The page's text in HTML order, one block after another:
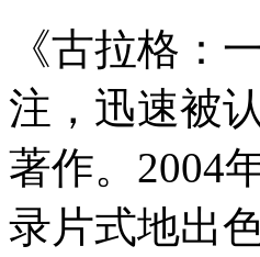
《古拉格：
注，迅速被
著作。2004
录片式地出